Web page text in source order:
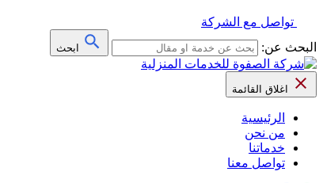
تواصل مع الشركة
البحث عن:
ابحث
اغلاق القائمة
الرئيسية
من نحن
خدماتنا
تواصل معنا